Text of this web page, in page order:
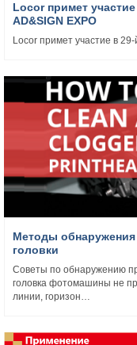
Locor примет
AD&SIGN EXPO
Locor примет участие в
Методы
головки
Советы по обнаружению
головка фотомашины не
линии, горизон…